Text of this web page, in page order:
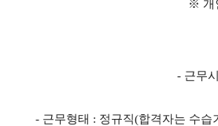
※ 개
- 근무
- 근무형태 : 정규직(합격자는 수